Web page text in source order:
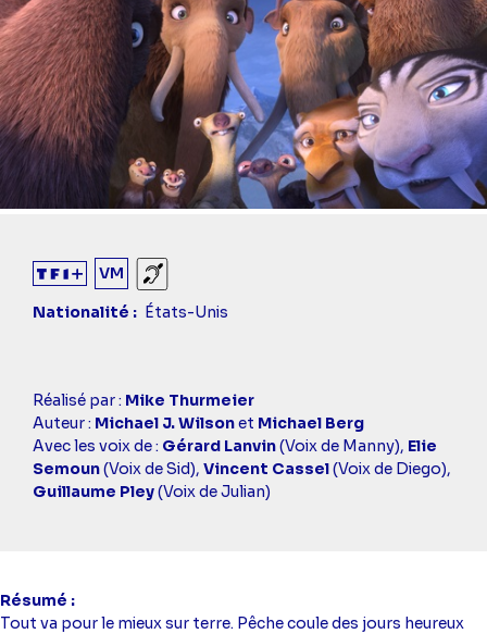
VM
Sourds et malentendants
Nationalité
États-Unis
Casting
simba
Réalisé par : Mike Thurmeier
Auteur : Michael J. Wilsonet Michael Berg
Avec les voix de : Gérard Lanvin(Voix de Manny), Elie
Semoun(Voix de Sid), Vincent Cassel(Voix de Diego),
Guillaume Pley(Voix de Julian)
Résumé
Tout va pour le mieux sur terre. Pêche coule des jours heureux